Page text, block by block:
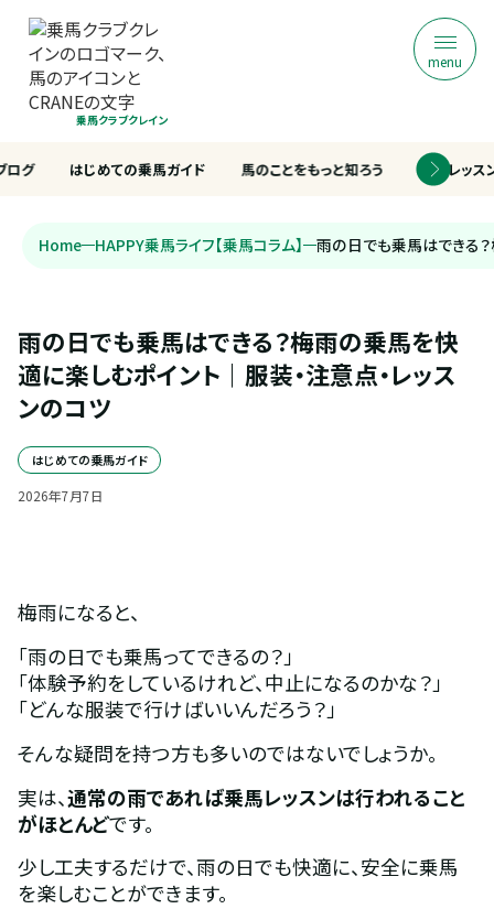
乗馬クラブクレイン
menu
はじめての乗馬ガイド 馬のことをもっと知ろう 乗馬レッス
ログ
Home HAPPY乗馬ライフ【乗馬コラム】 雨の日でも乗馬はできる
雨の日でも乗馬はできる？梅雨の乗馬を快
適に楽しむポイント｜服装・注意点・レッス
ンのコツ
はじめての乗馬ガイド
2026年7月7日
梅雨になると、
「雨の日でも乗馬ってできるの？」
「体験予約をしているけれど、中止になるのかな？」
「どんな服装で行けばいいんだろう？」
そんな疑問を持つ方も多いのではないでしょうか。
実は、通常の雨であれば乗馬レッスンは行われること
がほとんどです。
少し工夫するだけで、雨の日でも快適に、安全に乗馬
を楽しむことができます。